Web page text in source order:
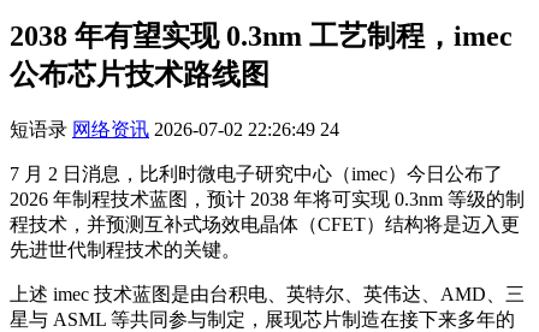
2038 年有望实现 0.3nm 工艺制程，imec
公布芯片技术路线图
短语录 网络资讯 2026-07-02 22:26:49 24
7 月 2 日消息，比利时微电子研究中心（imec）今日公布了
2026 年制程技术蓝图，预计 2038 年将可实现 0.3nm 等级的制
程技术，并预测互补式场效电晶体（CFET）结构将是迈入更
先进世代制程技术的关键。
上述 imec 技术蓝图是由台积电、英特尔、英伟达、AMD、三
星与 ASML 等共同参与制定，展现芯片制造在接下来多年的